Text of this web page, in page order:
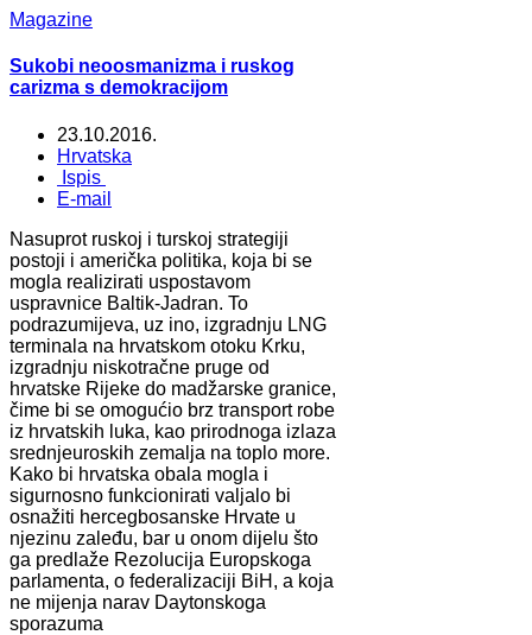
Magazine
Sukobi neoosmanizma i ruskog
carizma s demokracijom
23.10.2016.
Hrvatska
Ispis
E-mail
Nasuprot ruskoj i turskoj strategiji
postoji i američka politika, koja bi se
mogla realizirati uspostavom
uspravnice Baltik-Jadran. To
podrazumijeva, uz ino, izgradnju LNG
terminala na hrvatskom otoku Krku,
izgradnju niskotračne pruge od
hrvatske Rijeke do madžarske granice,
čime bi se omogućio brz transport robe
iz hrvatskih luka, kao prirodnoga izlaza
srednjeuroskih zemalja na toplo more.
Kako bi hrvatska obala mogla i
sigurnosno funkcionirati valjalo bi
osnažiti hercegbosanske Hrvate u
njezinu zaleđu, bar u onom dijelu što
ga predlaže Rezolucija Europskoga
parlamenta, o federalizaciji BiH, a koja
ne mijenja narav Daytonskoga
sporazuma